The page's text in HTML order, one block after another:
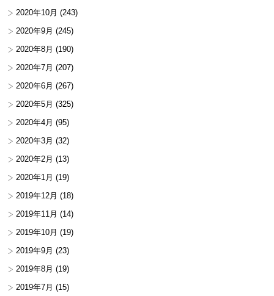
2020年10月 (243)
2020年9月 (245)
2020年8月 (190)
2020年7月 (207)
2020年6月 (267)
2020年5月 (325)
2020年4月 (95)
2020年3月 (32)
2020年2月 (13)
2020年1月 (19)
2019年12月 (18)
2019年11月 (14)
2019年10月 (19)
2019年9月 (23)
2019年8月 (19)
2019年7月 (15)